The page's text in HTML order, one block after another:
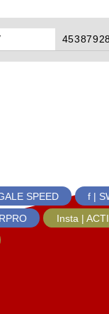
SPEED
f |
Insta |